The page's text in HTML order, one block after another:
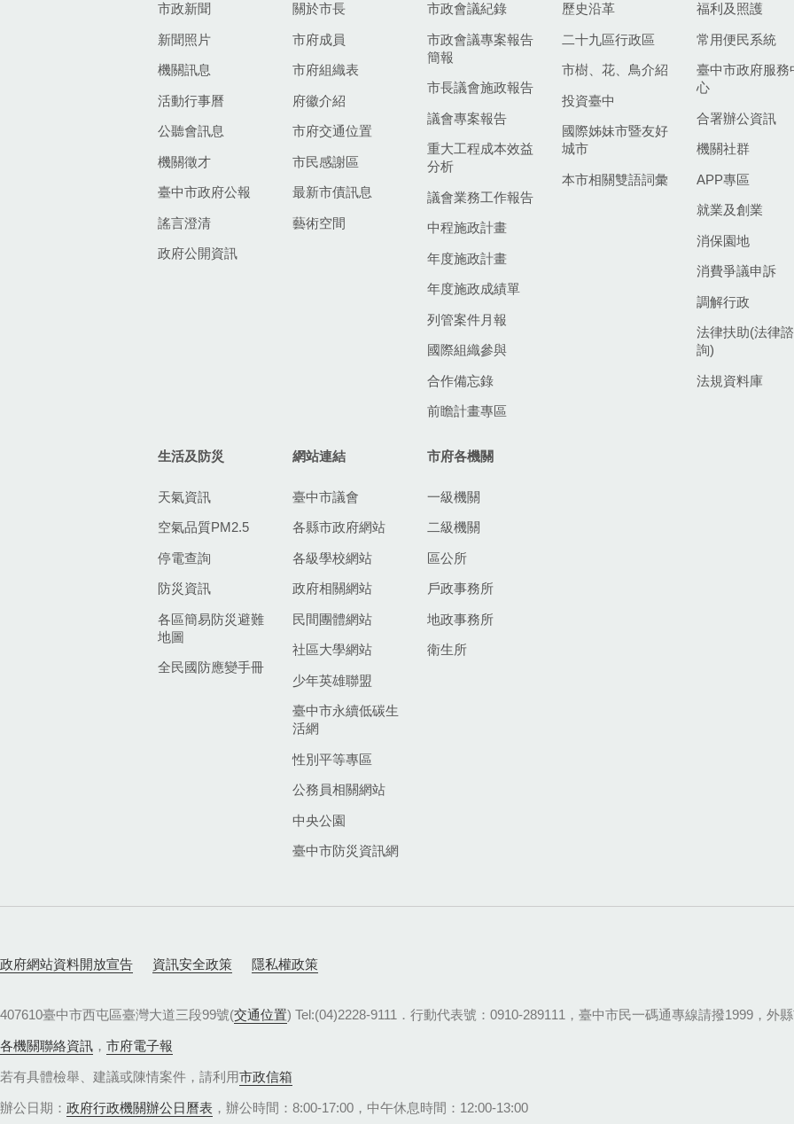
市政新聞
新聞照片
機關訊息
活動行事曆
公聽會訊息
機關徵才
臺中市政府公報
謠言澄清
政府公開資訊
關於市長
市府成員
市府組織表
府徽介紹
市府交通位置
市民感謝區
最新市債訊息
藝術空間
市政會議紀錄
市政會議專案報告
簡報
市長議會施政報告
議會專案報告
重大工程成本效益
分析
議會業務工作報告
中程施政計畫
年度施政計畫
年度施政成績單
列管案件月報
國際組織參與
合作備忘錄
前瞻計畫專區
歷史沿革
二十九區行政區
市樹、花、鳥介紹
投資臺中
國際姊妹市暨友好
城市
本市相關雙語詞彙
福利及照護
常用便民系統
臺中市政府服務
心
合署辦公資訊
機關社群
APP專區
就業及創業
消保園地
消費爭議申訴
調解行政
法律扶助(法律諮
詢)
法規資料庫
生活及防災
天氣資訊
空氣品質PM2.5
停電查詢
防災資訊
各區簡易防災避難
地圖
全民國防應變手冊
網站連結
臺中市議會
各縣市政府網站
各級學校網站
政府相關網站
民間團體網站
社區大學網站
少年英雄聯盟
臺中市永續低碳生
活網
性別平等專區
公務員相關網站
中央公園
臺中市防災資訊網
市府各機關
一級機關
二級機關
區公所
戶政事務所
地政事務所
衛生所
政府網站資料開放宣告 資訊安全政策 隱私權政策
407610臺中市西屯區臺灣大道三段99號(交通位置) Tel:(04)2228-9111．行動代表號：0910-289111，臺中市民一碼通專線請撥1999，外
各機關聯絡資訊 ， 市府電子報
若有具體檢舉、建議或陳情案件，請利用市政信箱
辦公日期： 政府行政機關辦公日曆表 ，辦公時間：8:00-17:00，中午休息時間：12:00-13:00